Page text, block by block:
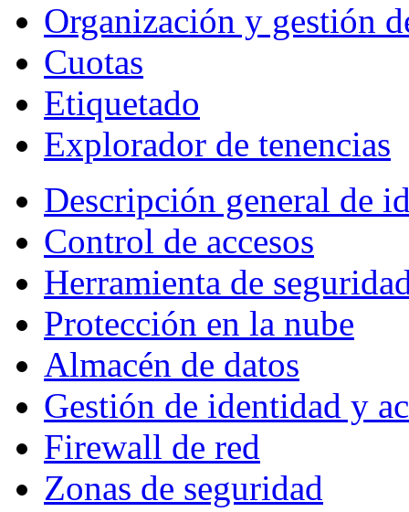
Organización y gestión
Cuotas
Etiquetado
Explorador de tenencias
Descripción general de
Control de accesos
Herramienta de
Protección en la nube
Almacén de datos
Gestión de identidad y
Firewall de red
Zonas de seguridad